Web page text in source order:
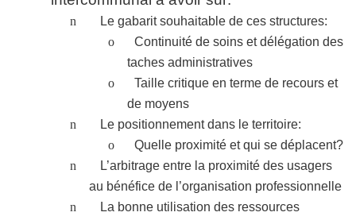
n
Le gabarit souhaitable de ces structures:
o
Continuité de soins et délégation des
taches administratives
o
Taille critique en terme de recours et
de moyens
n
Le positionnement dans le territoire:
o
Quelle proximité et qui se déplacent?
n
L’arbitrage entre la proximité des usagers
au bénéfice de l’organisation professionnelle
n
La bonne utilisation des ressources